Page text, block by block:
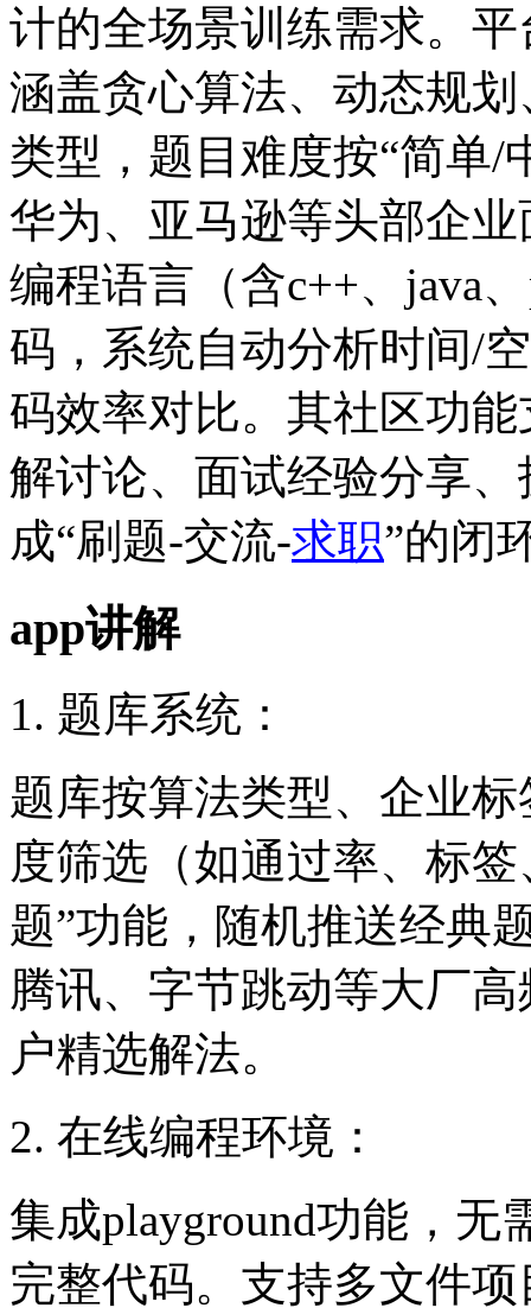
计的全场景训练需求。
涵盖贪心算法、动态规
类型，题目难度按“简单/
华为、亚马逊等头部企
编程语言（含c++、java
码，系统自动分析时间/
码效率对比。其社区功
解讨论、面试经验分享、
成“刷题-交流-求职”的闭
app讲解
1. 题库系统：
题库按算法类型、企业
度筛选（如通过率、标
题”功能，随机推送经典
腾讯、字节跳动等大厂
户精选解法。
2. 在线编程环境：
集成playground功能，
完整代码。支持多文件